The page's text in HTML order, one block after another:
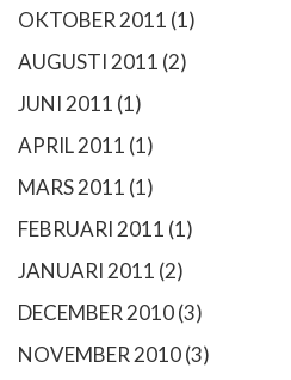
OKTOBER 2011 (1)
AUGUSTI 2011 (2)
JUNI 2011 (1)
APRIL 2011 (1)
MARS 2011 (1)
FEBRUARI 2011 (1)
JANUARI 2011 (2)
DECEMBER 2010(3)
NOVEMBER 2010(3)